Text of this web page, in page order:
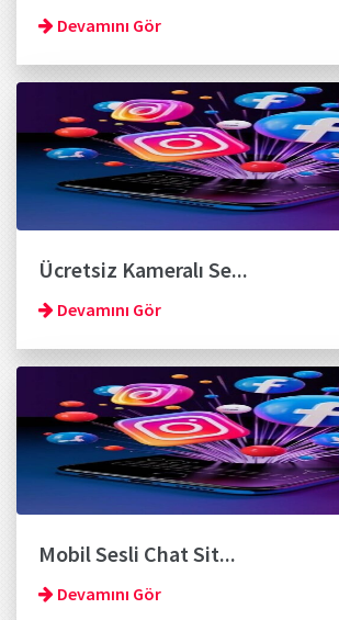
Devamını Gör
Ücretsiz Kameralı Se...
Devamını Gör
Mobil Sesli Chat Sit...
Devamını Gör